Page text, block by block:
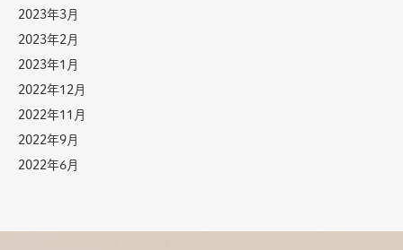
2023年3月
2023年2月
2023年1月
2022年12月
2022年11月
2022年9月
2022年6月